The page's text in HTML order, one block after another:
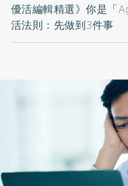
優活編輯精選》你是「
活法則：先做到3件事